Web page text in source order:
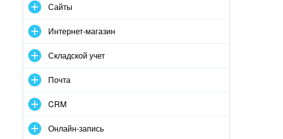
Сайты
Интернет-магазин
Складской учет
Почта
CRM
Онлайн-запись